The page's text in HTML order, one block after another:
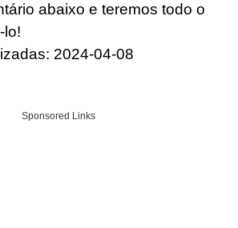
abaixo e teremos todo o
lo!
2024-04-08
Sponsored Links